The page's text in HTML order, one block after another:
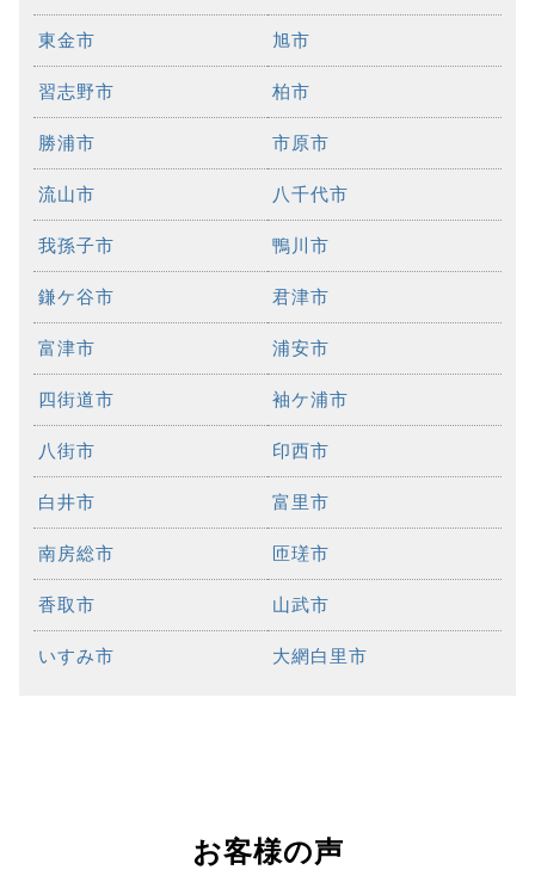
東金市 旭市
習志野市 柏市
勝浦市 市原市
流山市 八千代市
我孫子市 鴨川市
鎌ケ谷市 君津市
富津市 浦安市
四街道市 袖ケ浦市
八街市 印西市
白井市 富里市
南房総市 匝瑳市
香取市 山武市
いすみ市 大網白里市
お客様の声